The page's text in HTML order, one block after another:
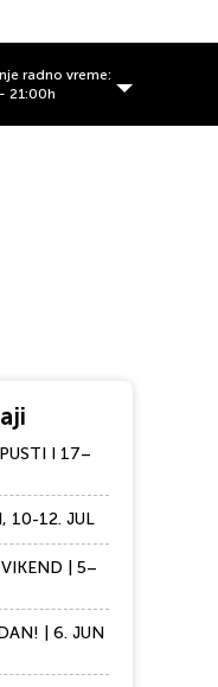
radno vreme:
21:00h
I 17–
10-12. JUL
| 5–
| 6. JUN